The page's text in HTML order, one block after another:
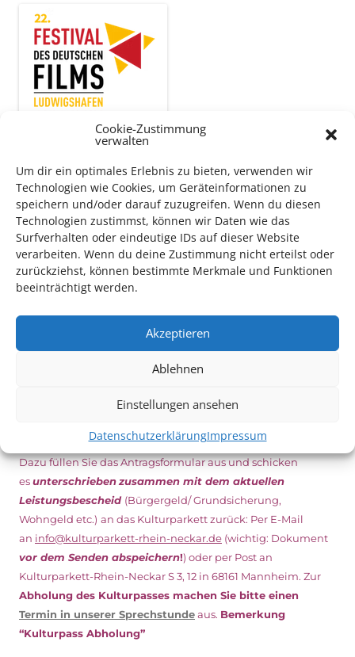
Cookie-Zustimmung
verwalten
Um dir ein optimales Erlebnis zu bieten, verwenden wir
Technologien wie Cookies, um Geräteinformationen zu
speichern und/oder darauf zuzugreifen. Wenn du diesen
Technologien zustimmst, können wir Daten wie das
Surfverhalten oder eindeutige IDs auf dieser Website
verarbeiten. Wenn du deine Zustimmung nicht erteilst oder
zurückziehst, können bestimmte Merkmale und Funktionen
beeinträchtigt werden.
Akzeptieren
Ablehnen
Einstellungen ansehen
DatenschutzerklärungImpressum
Auch dieses Jahr findet wieder dasFestival des deutschen
Filmsin Ludwigshafen statt.
Vom 19. August bist zum 9. September haben
Kulturpass-
Inhaber*innen freien Eintrittzu den Vorstellungen – 30
Minuten vor Beginn des Films und solange der Vorrat reicht!
Weitere Details zum Festival finden SieHIER
DIGITAL KULTURPASS BEANTRAGEN
NEU: DOWNLOAD UND DIGITAL BEANTRAGEN!
Den Kulturpass können Sie jetzt auch digital beantragen.
Dazu füllen Sie das Antragsformular aus und schicken
esunterschriebenzusammen mit dem aktuellen
Leistungsbescheid (Bürgergeld/ Grundsicherung,
Wohngeld etc.) an das Kulturparkett zurück: Per E-Mail
an info@kulturparkett-rhein-neckar.de (wichtig: Dokument
vor dem Senden abspeichern!) oder per Post an
Kulturparkett-Rhein-Neckar S 3, 12 in 68161 Mannheim. Zur
Abholung des Kulturpasses machen Sie bitte einen
Termin in unserer Sprechstundeaus. Bemerkung
“Kulturpass Abholung”